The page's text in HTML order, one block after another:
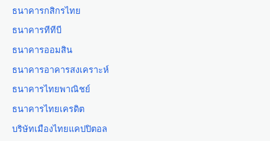
ธนาคารกสิกรไทย
ธนาคารทีทีบี
ธนาคารออมสิน
ธนาคารอาคารสงเคราะห์
ธนาคารไทยพาณิชย์
ธนาคารไทยเครดิต
บริษัทเมืองไทยแคปปิตอล